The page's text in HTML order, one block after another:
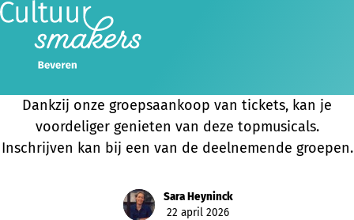
Musical smaakt beter met Cultuursmakers!
Dankzij onze groepsaankoop van tickets, kan je
voordeliger genieten van deze topmusicals.
Inschrijven kan bij een van de deelnemende groepen.
Sara Heyninck
22 april 2026